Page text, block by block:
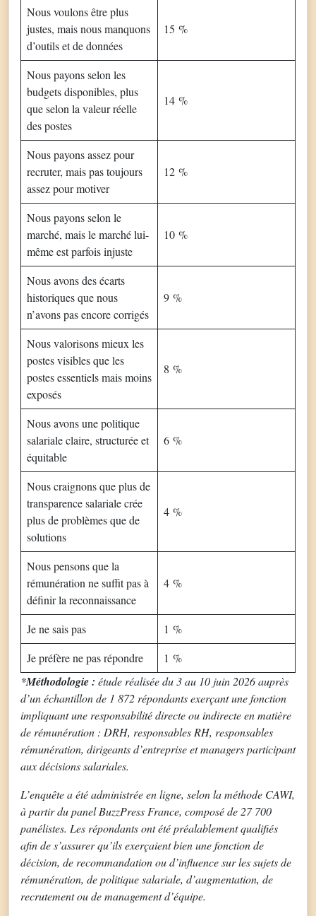
Nous voulons être plus
justes, mais nous manquons
d’outils et de données
15 %
Nous payons selon les
budgets disponibles, plus
que selon la valeur réelle
des postes
14 %
Nous payons assez pour
recruter, mais pas toujours
assez pour motiver
12 %
Nous payons selon le
marché, mais le marché lui-
même est parfois injuste
10 %
Nous avons des écarts
historiques que nous
n’avons pas encore corrigés
9 %
Nous valorisons mieux les
postes visibles que les
postes essentiels mais moins
exposés
8 %
Nous avons une politique
salariale claire, structurée et
équitable
6 %
Nous craignons que plus de
transparence salariale crée
plus de problèmes que de
solutions
4 %
Nous pensons que la
rémunération ne suffit pas à
définir la reconnaissance
4 %
Je ne sais pas
1 %
Je préfère ne pas répondre
1 %
*Méthodologie : étude réalisée du 3 au 10 juin 2026 auprès
d’un échantillon de 1 872 répondants exerçant une fonction
impliquant une responsabilité directe ou indirecte en matière
de rémunération : DRH, responsables RH, responsables
rémunération, dirigeants d’entreprise et managers participant
aux décisions salariales.
L’enquête a été administrée en ligne, selon la méthode CAWI,
à partir du panel BuzzPress France, composé de 27 700
panélistes. Les répondants ont été préalablement qualifiés
afin de s’assurer qu’ils exerçaient bien une fonction de
décision, de recommandation ou d’influence sur les sujets de
rémunération, de politique salariale, d’augmentation, de
recrutement ou de management d’équipe.